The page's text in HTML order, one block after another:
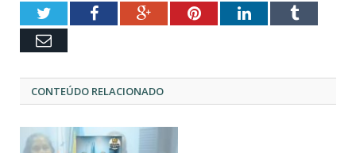
TwitterFacebookGoogle+PinterestLinkedInTumblr
Email
CONTEÚDO RELACIONADO